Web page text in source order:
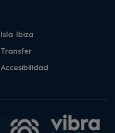
Isla Ibiza
Transfer
Accesibilidad